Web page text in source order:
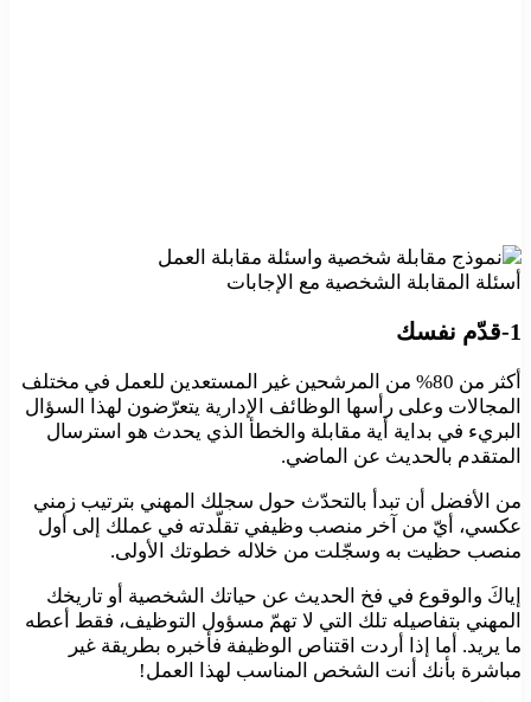
أسئلة المقابلة الشخصية مع الإجابات
1-قدّم نفسك
أكثر من 80% من المرشحين غير المستعدين للعمل في مختلف
المجالات وعلى رأسها الوظائف الإدارية يتعرّضون لهذا السؤال
البريء في بداية أية مقابلة والخطأ الذي يحدث هو استرسال
المتقدم بالحديث عن الماضي.
من الأفضل أن تبدأ بالتحدّث حول سجلك المهني بترتيب زمني
عكسي، أيّ من آخر منصب وظيفي تقلّدته في عملك إلى أول
منصب حظيت به وسجّلت من خلاله خطوتك الأولى.
إياكَ والوقوع في فخ الحديث عن حياتك الشخصية أو تاريخك
المهني بتفاصيله تلك التي لا تهمّ مسؤول التوظيف، فقط أعطه
ما يريد. أما إذا أردت اقتناص الوظيفة فأخبره بطريقة غير
مباشرة بأنك أنت الشخص المناسب لهذا العمل!